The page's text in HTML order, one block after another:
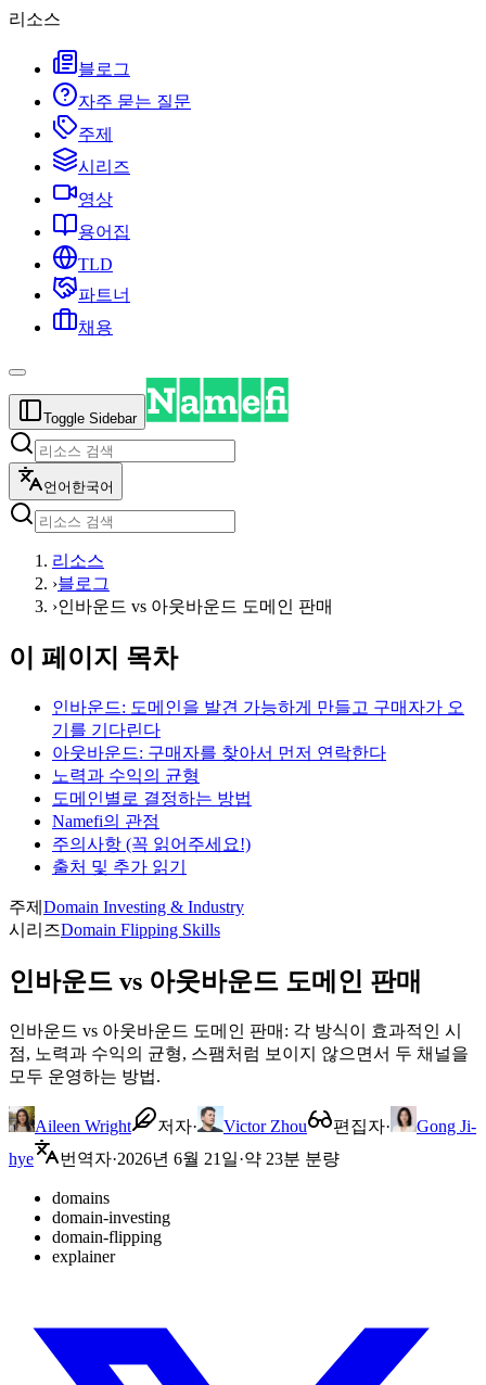
리소스
블로그
자주 묻는 질문
주제
시리즈
영상
용어집
TLD
파트너
채용
Toggle Sidebar
언어 한국어
리소스
›블로그
›인바운드 vs 아웃바운드 도메인 판매
이 페이지 목차
인바운드: 도메인을 발견 가능하게 만들고 구매자가 오
기를 기다린다
아웃바운드: 구매자를 찾아서 먼저 연락한다
노력과 수익의 균형
도메인별로 결정하는 방법
Namefi의 관점
주의사항 (꼭 읽어주세요!)
출처 및 추가 읽기
주제 Domain Investing & Industry
시리즈Domain Flipping Skills
인바운드 vs 아웃바운드 도메인 판매
인바운드 vs 아웃바운드 도메인 판매: 각 방식이 효과적인 시
점, 노력과 수익의 균형, 스팸처럼 보이지 않으면서 두 채널을
모두 운영하는 방법.
Aileen Wright 저자· Victor Zhou 편집자·
Gong Ji-
hye
번역자·2026년 6월 21일·약 23분 분량
domains
domain-investing
domain-flipping
explainer